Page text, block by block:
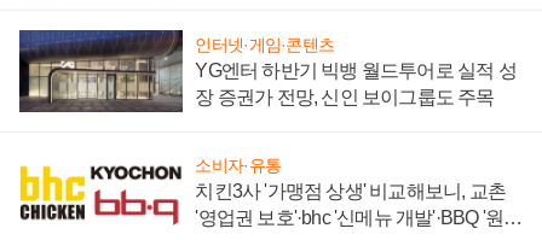
인터넷·게임·콘텐츠
YG엔터 하반기 빅뱅 월드투어로 실적 성
장 증권가 전망, 신인 보이그룹도 주목
소비자·유통
치킨3사 '가맹점 상생' 비교해보니, 교촌
'영업권 보호'·bhc '신메뉴 개발'·BBQ '원가